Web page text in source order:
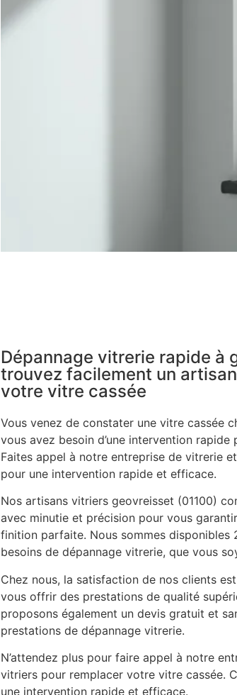
Dépannage vitrerie rapide à
trouvez facilement un
votre vitre cassée
Vous venez de constater une vitre cassée
vous avez besoin d’une intervention
Faites appel à notre entreprise de vitrerie
pour une intervention rapide et efficace.
Nos artisans vitriers geovreisset (01100)
avec minutie et précision pour vous
finition parfaite. Nous sommes
besoins de dépannage vitrerie, que vous
Chez nous, la satisfaction de nos clients
vous offrir des prestations de qualité
proposons également un devis gratuit et
prestations de dépannage vitrerie.
N’attendez plus pour faire appel à notre
vitriers pour remplacer votre vitre cassée.
une intervention rapide et efficace.